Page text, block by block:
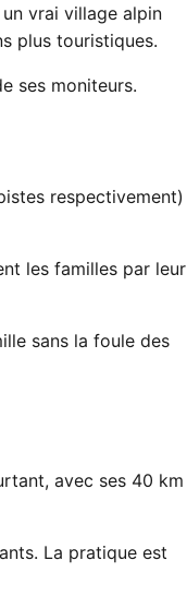
vrai village alpin
plus touristiques.
ses moniteurs.
respectivement)
les familles par leur
sans la foule des
avec ses 40 km
La pratique est